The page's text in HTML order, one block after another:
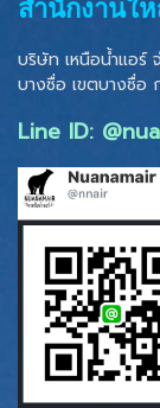
บริษัท เหนือน้ำแอ
บางซื่อ เขตบางซื่อ
Line ID: